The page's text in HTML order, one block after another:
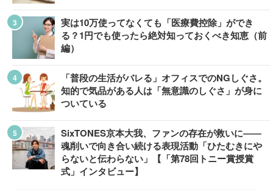
実は10万使ってなくても「医療費控除」ができ
る？1円でも使ったら絶対知っておくべき知恵（前
編）
「普段の生活がバレる」オフィスでのNGしぐさ。
知的で気品がある人は「無意識のしぐさ」が身に
ついている
SixTONES京本大我、ファンの存在が救いに――
魂削いで向き合い続ける表現活動「ひたむきにや
らないと伝わらない」【「第78回トニー賞授賞
式」インタビュー】